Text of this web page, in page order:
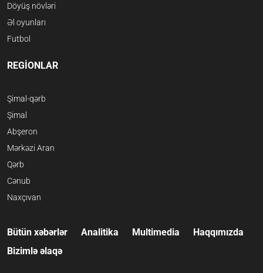
Döyüş növləri
Əl oyunları
Futbol
REGİONLAR
Şimal-qərb
Şimal
Abşeron
Mərkəzi Aran
Qərb
Cənub
Naxçıvan
Bütün xəbərlər Analitika Multimedia
Haqqımızda
Bizimlə əlaqə